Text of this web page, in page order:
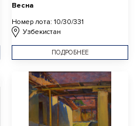
Весна
Номер лота: 10/30/331
Узбекистан
ПОДРОБНЕЕ